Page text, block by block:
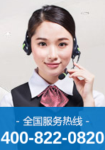
400-822-0820